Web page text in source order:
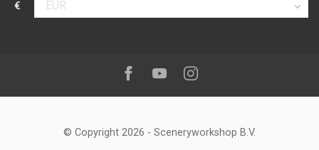
€
Selecteer valuta
Volg ons op:Facebook
YoutubeInstagram
© Copyright 2026 - Sceneryworkshop B.V.